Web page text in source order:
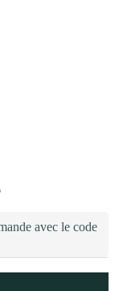
avec le code